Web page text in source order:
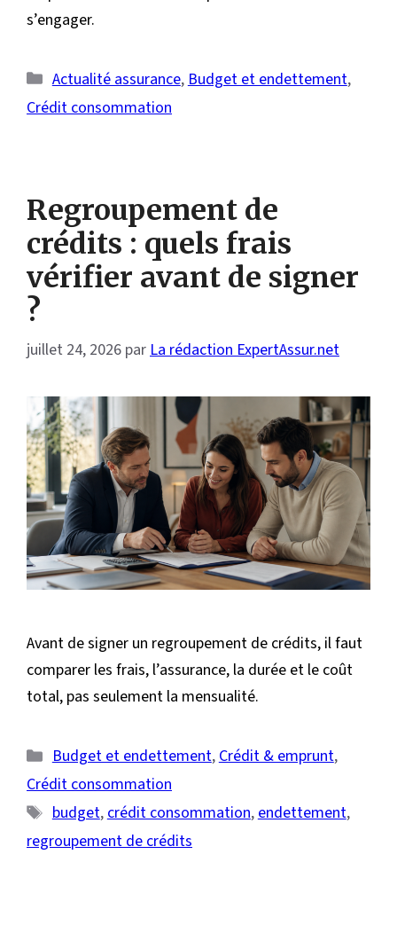
s’engager.
Catégories
Actualité assurance,Budget et endettement,
Crédit consommation
Regroupement de
crédits : quels frais
vérifier avant de signer
?
juillet 24, 2026 parLa rédaction ExpertAssur.net
Avant de signer un regroupement de crédits, il faut
comparer les frais, l’assurance, la durée et le coût
total, pas seulement la mensualité.
Catégories
Budget et endettement,Crédit & emprunt,
Crédit consommation
Étiquettes
budget,crédit consommation,endettement,
regroupement de crédits